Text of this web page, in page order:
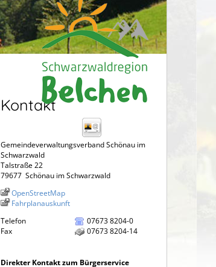
Kontakt
Gemeindeverwaltungsverband Schönau im
Schwarzwald
Talstraße 22
79677 Schönau im Schwarzwald
OpenStreetMap
Fahrplanauskunft
Telefon
07673 8204-0
Fax
07673 8204-14
Direkter Kontakt zum Bürgerservice